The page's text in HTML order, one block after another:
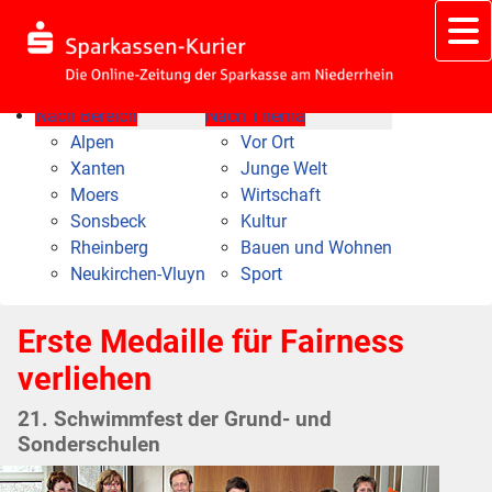
Nach Bereich
Alpen
Xanten
Moers
Sonsbeck
Rheinberg
Neukirchen-Vluyn
Nach Thema
Vor Ort
Junge Welt
Wirtschaft
Kultur
Bauen und Wohnen
Sport
Erste Medaille für Fairness
verliehen
21. Schwimmfest der Grund- und
Sonderschulen